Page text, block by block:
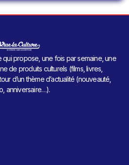
qui propose, une fois par semaine, une
de produits culturels (films, livres,
d’un thème d’actualité (nouveauté,
anniversaire…).